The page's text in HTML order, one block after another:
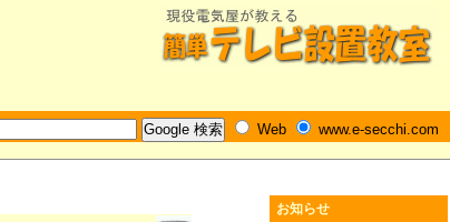
Web www.e-secchi.com
お知らせ